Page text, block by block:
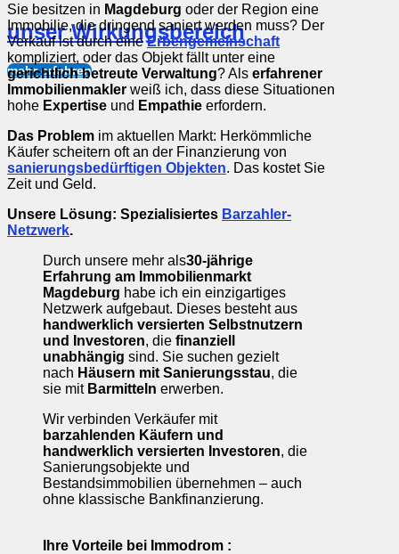
unser Wirkungsbereich
mehr erfahren
Sie besitzen in Magdeburg oder der Region eine
Immobilie, die dringend saniert werden muss? Der
Verkauf ist durch eineErbengemeinschaft
kompliziert, oder das Objekt fällt unter eine
gerichtlich betreute Verwaltung? Als erfahrener
Immobilienmakler weiß ich, dass diese Situationen
hohe Expertise und Empathie erfordern.
Das Problem im aktuellen Markt: Herkömmliche
Käufer scheitern oft an der Finanzierung von
sanierungsbedürftigen Objekten. Das kostet Sie
Zeit und Geld.
Unsere Lösung: Spezialisiertes Barzahler-
Netzwerk.
Durch unsere mehr als30-jährige
Erfahrung am Immobilienmarkt
Magdeburg habe ich ein einzigartiges
Netzwerk aufgebaut. Dieses besteht aus
handwerklich versierten Selbstnutzern
und Investoren, die finanziell
unabhängig sind. Sie suchen gezielt
nach Häusern mit Sanierungsstau, die
sie mit Barmitteln erwerben.
Wir verbinden Verkäufer mit
barzahlenden Käufern und
handwerklich versierten Investoren, die
Sanierungsobjekte und
Bestandsimmobilien übernehmen – auch
ohne klassische Bankfinanzierung.
Ihre Vorteile bei Immodrom :